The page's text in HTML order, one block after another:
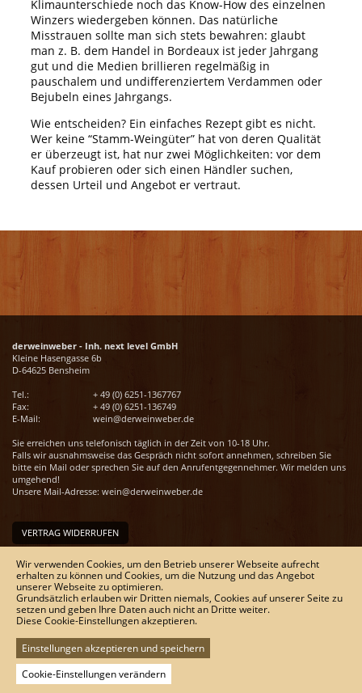
Klimaunterschiede noch das Know-How des einzelnen
Winzers wiedergeben können. Das natürliche
Misstrauen sollte man sich stets bewahren: glaubt
man z. B. dem Handel in Bordeaux ist jeder Jahrgang
gut und die Medien brillieren regelmäßig in
pauschalem und undifferenziertem Verdammen oder
Bejubeln eines Jahrgangs.
Wie entscheiden? Ein einfaches Rezept gibt es nicht.
Wer keine “Stamm-Weingüter” hat von deren Qualität
er überzeugt ist, hat nur zwei Möglichkeiten: vor dem
Kauf probieren oder sich einen Händler suchen,
dessen Urteil und Angebot er vertraut.
derweinweber - Inh. next level GmbH
Kleine Hasengasse 6b
D-64625 Bensheim
Tel.:
+ 49 (0) 6251-1367767
Fax:
+ 49 (0) 6251-136749
E-Mail:
wein@derweinweber.de
Sie erreichen uns telefonisch täglich in der Zeit von 10-18 Uhr.
Falls wir ausnahmsweise das Gespräch nicht sofort annehmen, schreiben Sie
bitte ein Mail oder sprechen Sie auf den Anrufentgegennehmer. Wir melden uns
umgehend!
Unsere Mail-Adresse: wein@derweinweber.de
VERTRAG WIDERRUFEN
Unser Service
Versandkosten
Kontakt
Zahlungsmöglichkeiten
Rückgabe & Widerrufsrecht
Impressum
AGB
Datenschutz
Sitemap
Wir verwenden Cookies, um den Betrieb unserer Webseite aufrecht
erhalten zu können und Cookies, um die Nutzung und das Angebot
unserer Webseite zu optimieren.
Grundsätzlich erlauben wir Dritten niemals, Cookies auf unserer Seite zu
setzen und geben Ihre Daten auch nicht an Dritte weiter.
Diese Cookie-Einstellungen akzeptieren.
Einstellungen akzeptieren und speichern
Cookie-Einstellungen verändern